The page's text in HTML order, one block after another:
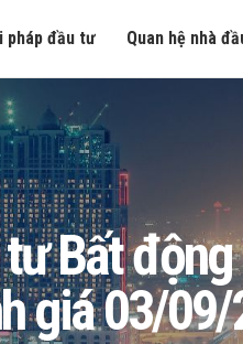
pháp đầu tư Quan hệ nhà
Bất
giá 03/